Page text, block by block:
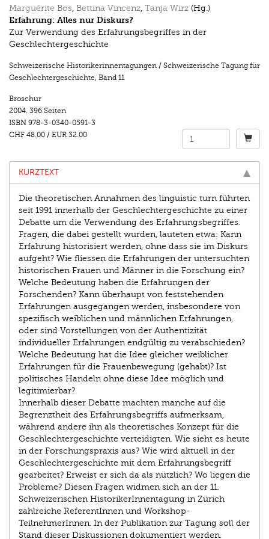
Marguérite Bos, Bettina Vincenz, Tanja Wirz (Hg.)
Erfahrung: Alles nur Diskurs?
Zur Verwendung des Erfahrungsbegriffes in der
Geschlechtergeschichte
Schweizerische Historikerinnentagungen / Schweizerische Tagung für
Geschlechtergeschichte, Band 11
Broschur
2004. 396 Seiten
ISBN 978-3-0340-0591-3
CHF 48.00 / EUR 32.00
KURZTEXT
Die theoretischen Annahmen des linguistic turn führten
seit 1991 innerhalb der Geschlechtergeschichte zu einer
Debatte um die Verwendung des Erfahrungsbegriffes.
Fragen, die dabei gestellt wurden, lauteten etwa: Kann
Erfahrung historisiert werden, ohne dass sie im Diskurs
aufgeht? Wie fliessen die Erfahrungen der untersuchten
historischen Frauen und Männer in die Forschung ein?
Welche Bedeutung haben die Erfahrungen der
Forschenden? Kann überhaupt von feststehenden
Erfahrungen ausgegangen werden, insbesondere von
spezifisch weiblichen und männlichen Erfahrungen,
oder sind Vorstellungen von der Authentizität
individueller Erfahrungen endgültig zu verabschieden?
Welche Bedeutung hat die Idee gleicher weiblicher
Erfahrungen für die Frauenbewegung (gehabt)? Ist
politisches Handeln ohne diese Idee möglich und
legitimierbar?
Innerhalb dieser Debatte machten manche auf die
Begrenztheit des Erfahrungsbegriffs aufmerksam,
während andere ihn als theoretisches Konzept für die
Geschlechtergeschichte verteidigten. Wie sieht es heute
in der Forschungspraxis aus? Wie wird aktuell in der
Geschlechtergeschichte mit dem Erfahrungsbegriff
gearbeitet? Erweist er sich da als nützlich? Wo liegen die
Probleme? Diesen Fragen widmen sich an der 11.
Schweizerischen HistorikerInnentagung in Zürich
zahlreiche ReferentInnen und Workshop-
TeilnehmerInnen. In der Publikation zur Tagung soll der
Stand dieser Diskussionen dokumentiert werden.